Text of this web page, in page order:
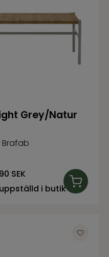
Grey/Natur
Brafab
SEK
i butik